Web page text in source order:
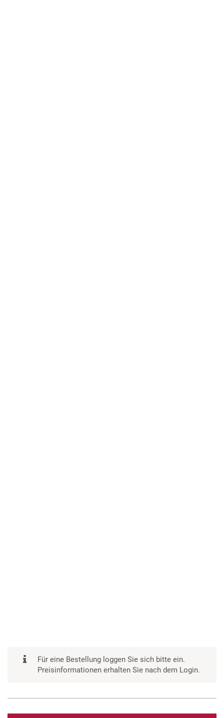
Für eine Bestellung loggen Sie sich bitte ein.
Preisinformationen erhalten Sie nach dem Login.